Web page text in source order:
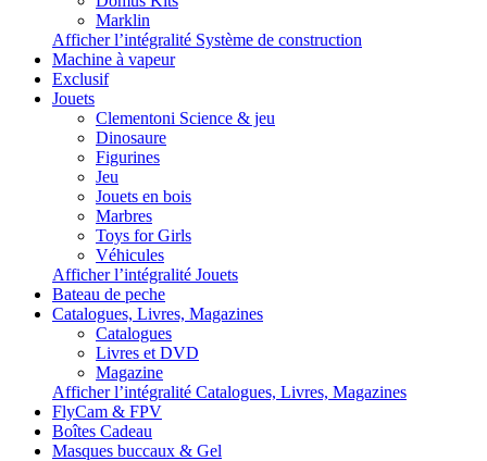
Marklin
Afficher l’intégralité Système de construction
Machine à vapeur
Exclusif
Jouets
Clementoni Science & jeu
Dinosaure
Figurines
Jeu
Jouets en bois
Marbres
Toys for Girls
Véhicules
Afficher l’intégralité Jouets
Bateau de peche
Catalogues, Livres, Magazines
Catalogues
Livres et DVD
Magazine
Afficher l’intégralité Catalogues, Livres, Magazines
FlyCam & FPV
Boîtes Cadeau
Masques buccaux & Gel